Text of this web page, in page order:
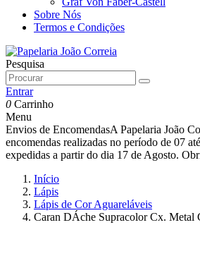
Sobre Nós
Termos e Condições
Pesquisa
Entrar
0 Carrinho
Menu
Envios de EncomendasA Papelaria João
encomendas realizadas no período de 07
expedidas a partir do dia 17 de Agosto.
Início
Lápis
Lápis de Cor Aguareláveis
Caran DÁche Supracolor Cx. Metal